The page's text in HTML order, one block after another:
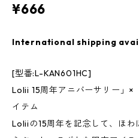
¥666
International shipping
[型番:L-KAN601HC]
Lolii 15周年アニバーサリー」×
イテム
Loliiの15周年を記念して、ほわ